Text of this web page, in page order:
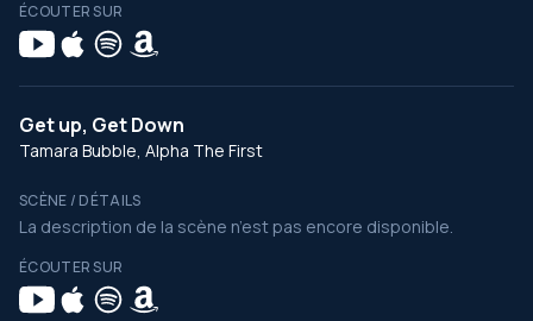
ÉCOUTER SUR
Get up, Get Down
Tamara Bubble, Alpha The First
SCÈNE / DÉTAILS
La description de la scène n’est pas encore disponible.
ÉCOUTER SUR